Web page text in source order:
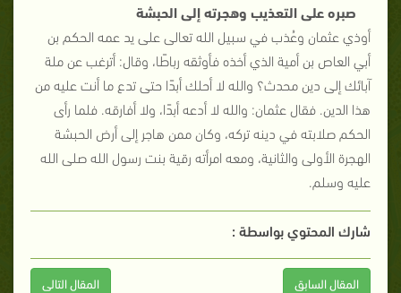
صبره على التعذيب وهجرته إلى الحبشة
أوذي عثمان وعُذب في سبيل الله تعالى على يد عمه الحكم بن
أبي العاص بن أمية الذي أخذه فأوثقه رباطًا، وقال: أترغب عن ملة
آبائك إلى دين محدث؟ والله لا أحلك أبدًا حتى تدع ما أنت عليه من
هذا الدين. فقال عثمان: والله لا أدعه أبدًا، ولا أفارقه. فلما رأى
الحكم صلابته في دينه تركه، وكان ممن هاجر إلى أرض الحبشة
الهجرة الأولى والثانية، ومعه امرأته رقية بنت رسول الله صلى الله
عليه وسلم.
شارك المحتوي بواسطة :
المقال السابق المقال التالى